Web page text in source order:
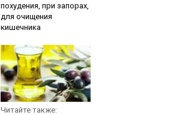
похудения, при запорах,
для очищения
кишечника
Читайте также: